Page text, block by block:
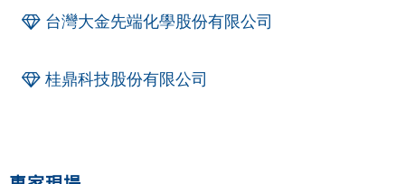
台灣大金先端化學股份有限公司
桂鼎科技股份有限公司